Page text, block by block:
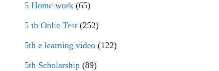
5 Home work (65)
5 th Onlie Test (252)
5th e learning video (122)
5th Scholarship (89)